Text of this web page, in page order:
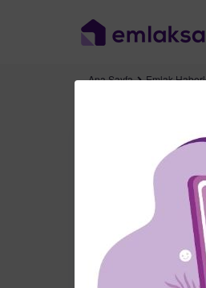
Ana Sayfa Emlak
Sıfır
Tarih: 16